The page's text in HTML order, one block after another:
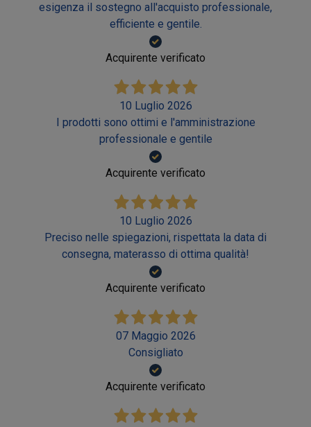
esigenza il sostegno all'acquisto professionale,
efficiente e gentile.
Acquirente verificato
10 Luglio 2026
I prodotti sono ottimi e l'amministrazione
professionale e gentile
Acquirente verificato
10 Luglio 2026
Preciso nelle spiegazioni, rispettata la data di
consegna, materasso di ottima qualità!
Acquirente verificato
07 Maggio 2026
Consigliato
Acquirente verificato